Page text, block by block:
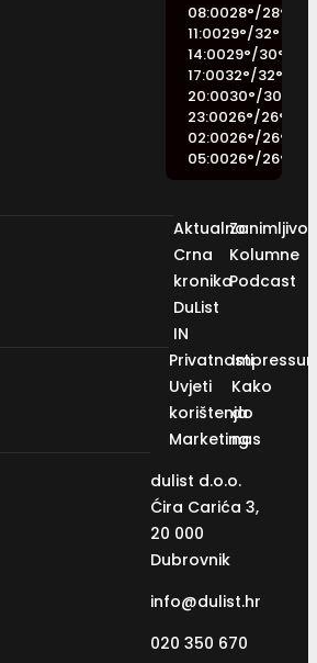
08:0028°/28°
11:0029°/32°
14:0029°/30°
17:0032°/32°
20:0030°/30
23:0026°/26°
02:0026°/26°
05:0026°/26°
Aktualno
Crna
kronika
DuList
IN
Kolumne
Podcast
Privatnosti
Uvjeti
korištenja
Marketing
Kako
do
nas
dulist d.o.o.
Ćira Carića 3,
20 000
Dubrovnik
info@dulist.hr
020 350 670